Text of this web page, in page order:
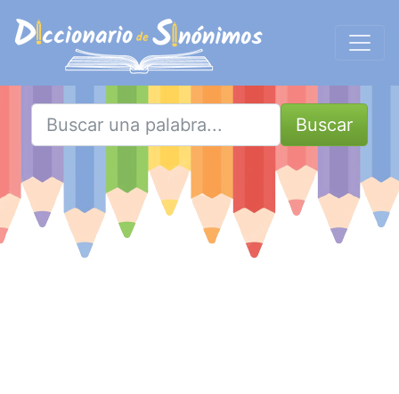
Buscar